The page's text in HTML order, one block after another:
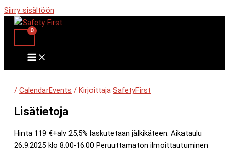
Siirry sisältöön
/ CalendarEvents / Kirjoittaja SafetyFirst
Lisätietoja
Hinta 119 €+alv 25,5% laskutetaan jälkikäteen. Aikataulu
26.9.2025 klo 8.00-16.00 Peruuttamaton ilmoittautuminen